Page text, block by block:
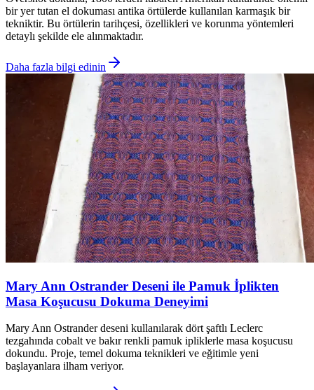
bir yer tutan el dokuması antika örtülerde kullanılan karmaşık bir
tekniktir. Bu örtülerin tarihçesi, özellikleri ve korunma yöntemleri
detaylı şekilde ele alınmaktadır.
Daha fazla bilgi edinin
Mary Ann Ostrander Deseni ile Pamuk İplikten
Masa Koşucusu Dokuma Deneyimi
Mary Ann Ostrander deseni kullanılarak dört şaftlı Leclerc
tezgahında cobalt ve bakır renkli pamuk ipliklerle masa koşucusu
dokundu. Proje, temel dokuma teknikleri ve eğitimle yeni
başlayanlara ilham veriyor.